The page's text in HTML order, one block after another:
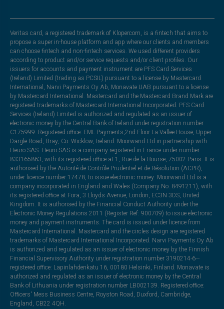
Veritas card, a registered trademark of Klopercom, is a fintech that aims to
propose a super in-house platform and app where our clients and members
can choose fintech and non-fintech services. We used different providers
according to product and/or service requests and/or client profiles. Our
issuers for accounts and payment instrument are PFS Card Services
(Ireland) Limited (trading as PCSIL) pursuant to a license by Mastercard
International, Narvi Payments Oy Ab, Monavate UAB pursuant to a license
by Mastercard International. Mastercard and the Mastercard Brand Mark are
registered trademarks of Mastercard International Incorporated. PFS Card
Services (Ireland) Limited is authorized and regulated as an issuer of
electronic money by the Central Bank of Ireland under registration number
C175999. Registered office: EML Payments,2nd Floor La Vallee House, Upper
Dargle Road, Bray, Co. Wicklow, Ireland. Moorwand Ltd in partnership with
Heuro SAS. Heuro SAS is a company registered in France under number
833165863, with its registered office at 1, Rue de la Bourse, 75002 Paris. It is
authorised by the Autorité de Contrôle Prudentiel et de Résolution (ACPR),
under licence number 17478, to issue electronic money. Moorwand Ltd is a
company incorporated in England and Wales (Company No. 8491211), with
its registered office at Fora, 3 Lloyds Avenue, London, EC3N 3DS, United
Kingdom. It is authorised by the Financial Conduct Authority under the
Electronic Money Regulations 2011 (Register Ref: 900709) to issue electronic
money and payment instruments. The card is issued under licence from
Mastercard International. Mastercard and the circles design are registered
trademarks of Mastercard International Incorporated. Narvi Payments Oy Ab
is authorized and regulated as an issuer of electronic money by the Finnish
Financial Supervisory Authority under registration number 3190214-6—
registered office: Lapinlahdenkatu 16, 00180 Helsinki, Finland. Monavate is
authorized and regulated as an issuer of electronic money by the Central
Bank of Lithuania under registration number LB002139. Registered office:
Officers' Mess Business Centre, Royston Road, Duxford, Cambridge,
England, CB22 4QH.